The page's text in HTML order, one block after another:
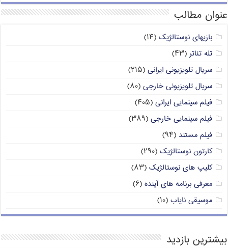
عنوان مطالب
بازیهای نوستالژیک (۱۴)
تله تئاتر (۴۳)
سریال تلویزیونی ایرانی (۲۱۵)
سریال تلویزیونی خارجی (۸۰)
فیلم سینمایی ایرانی (۴۰۵)
فیلم سینمایی خارجی (۳۸۹)
فیلم مستند (۹۴)
کارتون نوستالژیک (۲۹۰)
کلیپ های نوستالژیک (۸۳)
معرفی برنامه های آینده (۶)
موسیقی نایاب (۱۰)
بیشترین بازدید